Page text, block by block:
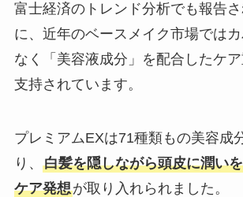
富士経済のトレンド分析でも報告
に、近年のベースメイク市場では
なく「美容液成分」を配合したケ
支持されています。
プレミアムEXは71種類もの美容成
り、 白髪を隠しながら頭皮に潤い
ケア発想が取り入れられました。